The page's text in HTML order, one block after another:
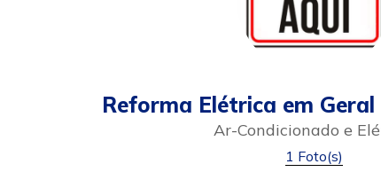
Reforma Elétrica em
Ar-Condicionado e
1 Foto(s)